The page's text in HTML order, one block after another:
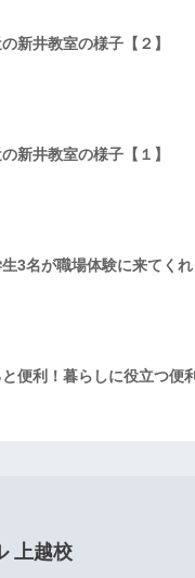
新井教室の様子【２】
新井教室の様子【１】
3名が職場体験に来てくれ
便利！暮らしに役立つ便
上越校